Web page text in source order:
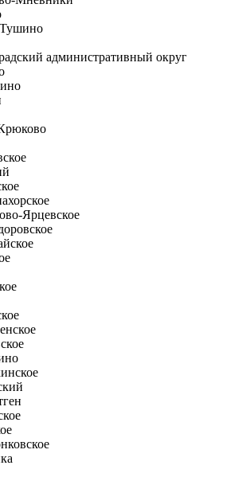
административный округ
Ярцевское